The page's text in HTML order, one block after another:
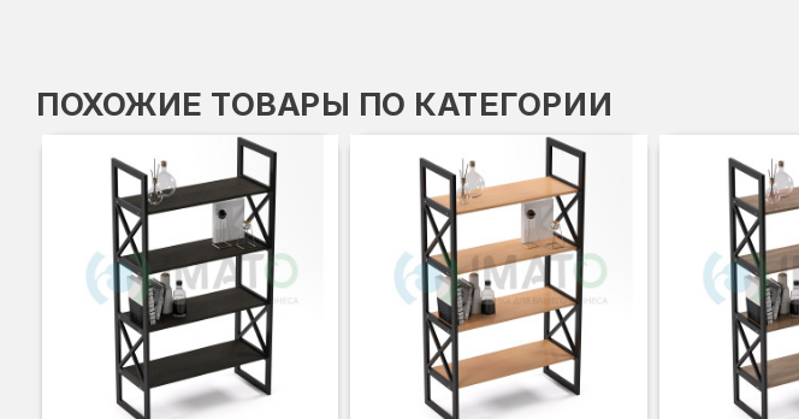
ПОХОЖИЕ ТОВАРЫ ПО КАТЕГОРИИ